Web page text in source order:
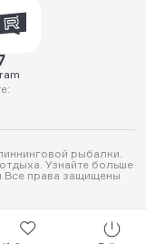
рыбалки.
Узнайте больше
Все права защищены